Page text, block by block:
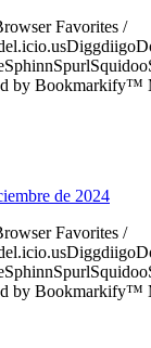
Favorites /
by Bookmarkify™
de 2024
Favorites /
by Bookmarkify™